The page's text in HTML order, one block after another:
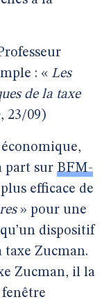
: « Les
de la taxe
, 23/09)
part sur BFM-
efficace de
» pour une
dispositif
Zucman.
Zucman, il la